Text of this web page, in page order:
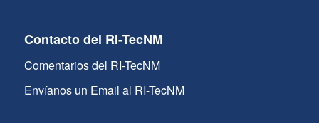
Contacto del RI-TecNM
Comentarios del RI-TecNM
Envíanos un Email al RI-TecNM